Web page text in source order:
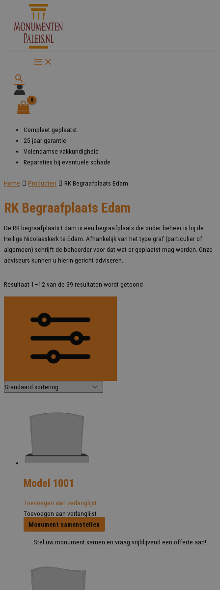
naar
Zoeken
Compleet geplaatst
25 jaar garantie
Volendamse vakkundigheid
Reparaties bij eventuele schade
Home Producten RK Begraafplaats Edam
RK Begraafplaats Edam
De RK begraafplaats Edam is een begraafplaats die onder beheer is bij de
Heilige Nicolaaskerk te Edam. Afhankelijk van het type graf (particulier of
algemeen) schrijft de beheerder voor dat wat er geplaatst mag worden. Onze
adviseurs kunnen u hierin gericht adviseren.
Resultaat 1–12 van de 39 resultaten wordt getoond
Model 1001
Toevoegen aan verlanglijst
Toevoegen aan verlanglijst
Monument samenstellen
Stel uw monument samen en vraag vrijblijvend een offerte aan!